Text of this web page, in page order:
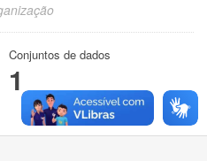
Conjuntos de dados
1